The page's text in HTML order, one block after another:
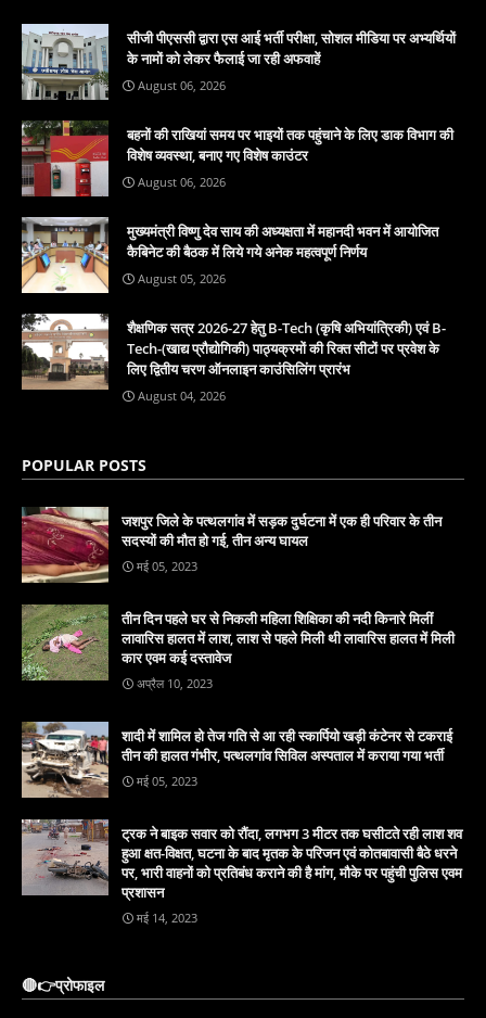
सीजी पीएससी द्वारा एस आई भर्ती परीक्षा, सोशल मीडिया पर अभ्यर्थियों
के नामों को लेकर फैलाई जा रही अफवाहें
August 06, 2026
बहनों की राखियां समय पर भाइयों तक पहुंचाने के लिए डाक विभाग की
विशेष व्यवस्था, बनाए गए विशेष काउंटर
August 06, 2026
मुख्यमंत्री विष्णु देव साय की अध्यक्षता में महानदी भवन में आयोजित
कैबिनेट की बैठक में लिये गये अनेक महत्वपूर्ण निर्णय
August 05, 2026
शैक्षणिक सत्र 2026-27 हेतु B-Tech (कृषि अभियांत्रिकी) एवं B-
Tech-(खाद्य प्रौद्योगिकी) पाठ्यक्रमों की रिक्त सीटों पर प्रवेश के
लिए द्वितीय चरण ऑनलाइन काउंसिलिंग प्रारंभ
August 04, 2026
POPULAR POSTS
जशपुर जिले के पत्थलगांव में सड़क दुर्घटना में एक ही परिवार के तीन
सदस्यों की मौत हो गई, तीन अन्य घायल
मई 05, 2023
तीन दिन पहले घर से निकली महिला शिक्षिका की नदी किनारे मिलीं
लावारिस हालत में लाश, लाश से पहले मिली थी लावारिस हालत में मिली
कार एवम कई दस्तावेज
अप्रैल 10, 2023
शादी में शामिल हो तेज गति से आ रही स्कार्पियो खड़ी कंटेनर से टकराई
तीन की हालत गंभीर, पत्थलगांव सिविल अस्पताल में कराया गया भर्ती
मई 05, 2023
ट्रक ने बाइक सवार को रौंदा, लगभग 3 मीटर तक घसीटते रही लाश शव
हुआ क्षत-विक्षत, घटना के बाद मृतक के परिजन एवं कोतबावासी बैठे धरने
पर, भारी वाहनों को प्रतिबंध कराने की है मांग, मौके पर पहुंची पुलिस एवम
प्रशासन
मई 14, 2023
🔴👉प्रोफाइल